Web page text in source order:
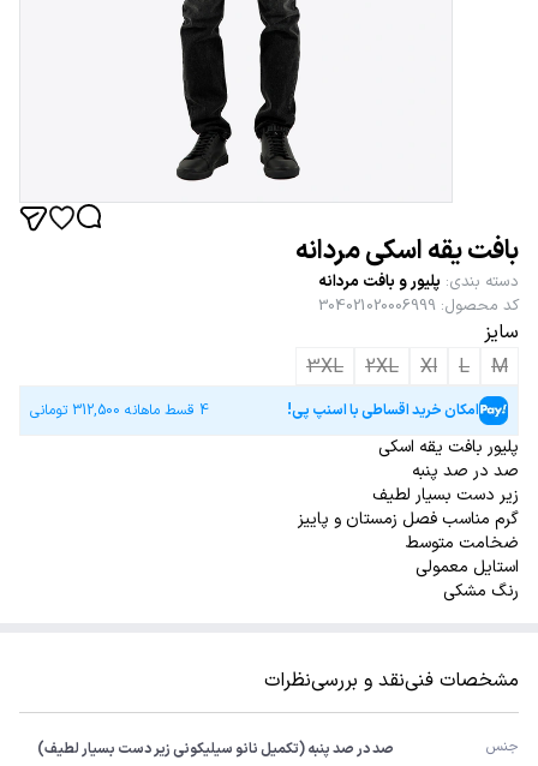
بافت یقه اسکی مردانه
دسته بندی: پلیور و بافت مردانه
کد محصول:
304021020006999
سایز
M
L
Xl
2XL
3XL
امکان خرید اقساطی با اسنپ پی! 4 قسط ماهانه 312,500 تومانی
پلیور بافت یقه اسکی
صد در صد پنبه
زیر دست بسیار لطیف
گرم مناسب فصل زمستان و پاییز
ضخامت متوسط
استایل معمولی
رنگ مشکی
مشخصات فنینقد و بررسینظرات
جنس صد در صد پنبه (تکمیل نانو سیلیکونی زیر دست بسیار لطیف)